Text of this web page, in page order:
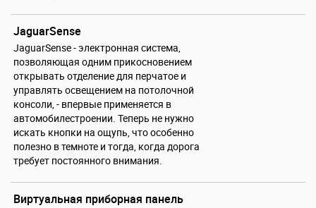
JaguarSense
JaguarSense - электронная система,
позволяющая одним прикосновением
открывать отделение для перчатое и
управлять освещением на потолочной
консоли, - впервые применяется в
автомобилестроении. Теперь не нужно
искать кнопки на ощупь, что особенно
полезно в темноте и тогда, когда дорога
требует постоянного внимания.
Виртуальная приборная панель